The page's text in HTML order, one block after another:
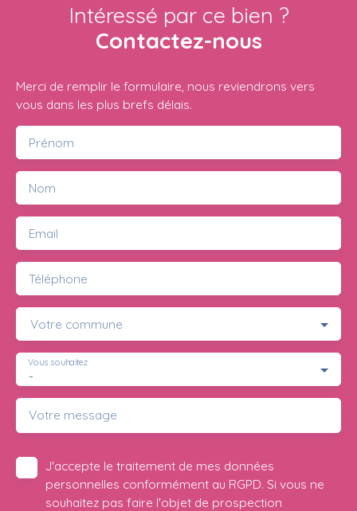
Intéressé par ce bien ?
Contactez-nous
Merci de remplir le formulaire, nous reviendrons vers
vous dans les plus brefs délais.
Prénom
Nom
Email
Téléphone
Votre commune
-
Vous souhaitez
Votre message
J'accepte le traitement de mes données
personnelles conformément au RGPD. Si vous ne
souhaitez pas faire l'objet de prospection